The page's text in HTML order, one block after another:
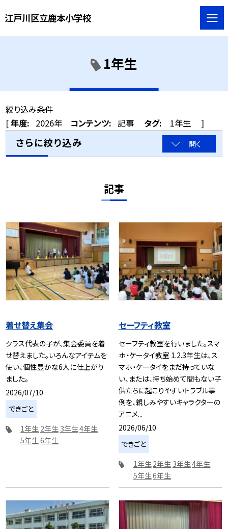
江戸川区立鹿本小学校
1年生
絞り込み条件
[年度: 2026年 コンテンツ: 記事 タグ: 1年生 ]
さらに絞り込み 開く
記事
着せ替え集会
クラス代表の子が、集会委員を着
せ替えました。いろんなアイテムを
使い、個性豊かな6人に仕上がり
ました。
2026/07/10
できごと
1年生 2年生 3年生4年生
5年生 6年生
セーフティ教室
セーフティ教室を行いました。スマ
ホ・ケータイ教室 1.2.3年生は、ス
マホ・ケータイをまだ持っていな
い、または、持ち始めて間もない子
供たちに起こりやすいトラブル事
例を、親しみやすいキャラクターの
アニメ...
2026/06/10
できごと
1年生 2年生 3年生4年生
5年生6年生